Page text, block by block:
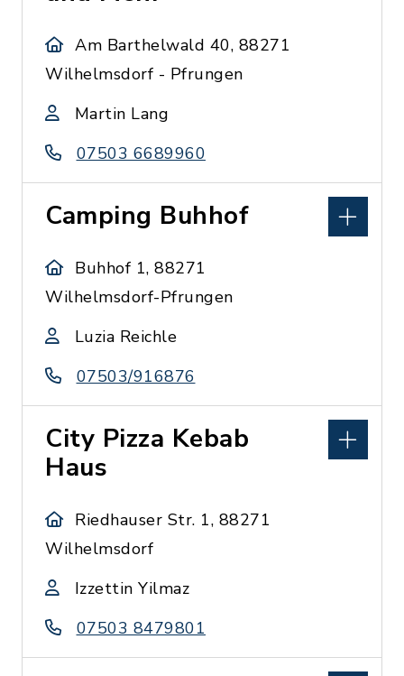
Am Barthelwald 40, 88271
Wilhelmsdorf - Pfrungen
Martin Lang
07503 6689960
Camping Buhhof
Buhhof 1, 88271
Wilhelmsdorf-Pfrungen
Luzia Reichle
07503/916876
City Pizza Kebab
Haus
Riedhauser Str. 1, 88271
Wilhelmsdorf
Izzettin Yilmaz
07503 8479801